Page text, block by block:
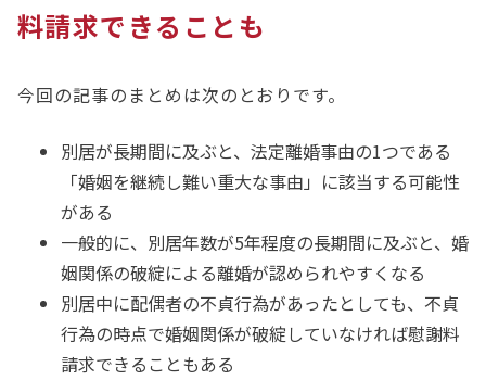
料請求できることも
今回の記事のまとめは次のとおりです。
別居が長期間に及ぶと、法定離婚事由の1つである
「婚姻を継続し難い重大な事由」に該当する可能性
がある
一般的に、別居年数が5年程度の長期間に及ぶと、婚
姻関係の破綻による離婚が認められやすくなる
別居中に配偶者の不貞行為があったとしても、不貞
行為の時点で婚姻関係が破綻していなければ慰謝料
請求できることもある